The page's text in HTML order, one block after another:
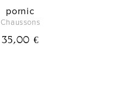
pornic
Chaussons
35,00 €